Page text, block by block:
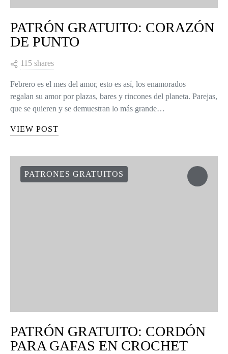
PATRÓN GRATUITO: CORAZÓN
DE PUNTO
115 shares
Febrero es el mes del amor, esto es así, los enamorados
regalan su amor por plazas, bares y rincones del planeta. Parejas,
que se quieren y se demuestran lo más grande…
VIEW POST
PATRONES GRATUITOS
PATRÓN GRATUITO: CORDÓN
PARA GAFAS EN CROCHET